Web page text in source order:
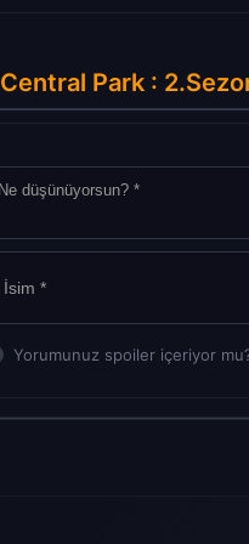
Central Park :
Yorumunuz spoiler içeriyor